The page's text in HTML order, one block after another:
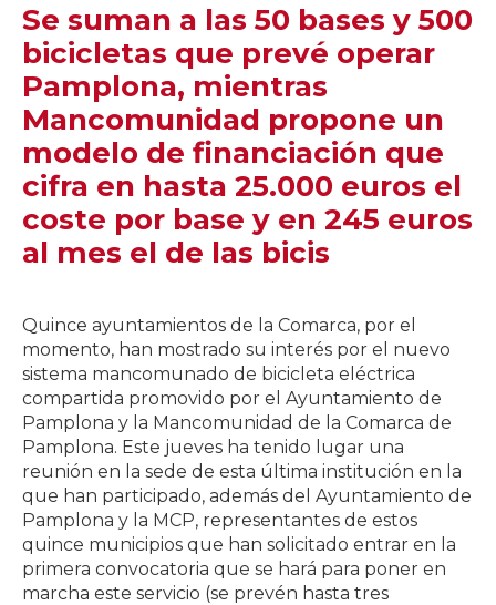
Se suman a las 50 bases y 500
bicicletas que prevé operar
Pamplona, mientras
Mancomunidad propone un
modelo de financiación que
cifra en hasta 25.000 euros el
coste por base y en 245 euros
al mes el de las bicis
Quince ayuntamientos de la Comarca, por el
momento, han mostrado su interés por el nuevo
sistema mancomunado de bicicleta eléctrica
compartida promovido por el Ayuntamiento de
Pamplona y la Mancomunidad de la Comarca de
Pamplona. Este jueves ha tenido lugar una
reunión en la sede de esta última institución en la
que han participado, además del Ayuntamiento de
Pamplona y la MCP, representantes de estos
quince municipios que han solicitado entrar en la
primera convocatoria que se hará para poner en
marcha este servicio (se prevén hasta tres